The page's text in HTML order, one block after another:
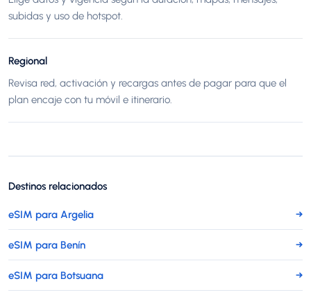
subidas y uso de hotspot.
Regional
Revisa red, activación y recargas antes de pagar para que el
plan encaje con tu móvil e itinerario.
Destinos relacionados
eSIM para Argelia →
eSIM para Benín →
eSIM para Botsuana →